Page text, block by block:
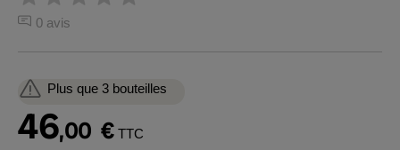
0 avis
Plus que 3 bouteilles
46,00 € TTC